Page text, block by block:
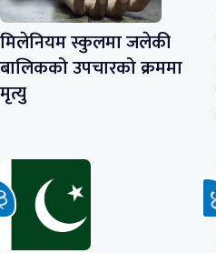
मिलेनियम स्कुलमा जलेकी
बालिकको उपचारको क्रममा
मृत्यु